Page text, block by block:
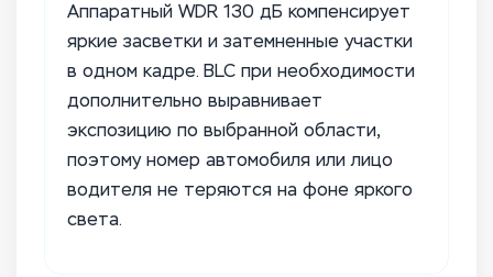
Аппаратный WDR 130 дБ компенсирует
яркие засветки и затемненные участки
в одном кадре. BLC при необходимости
дополнительно выравнивает
экспозицию по выбранной области,
поэтому номер автомобиля или лицо
водителя не теряются на фоне яркого
света.